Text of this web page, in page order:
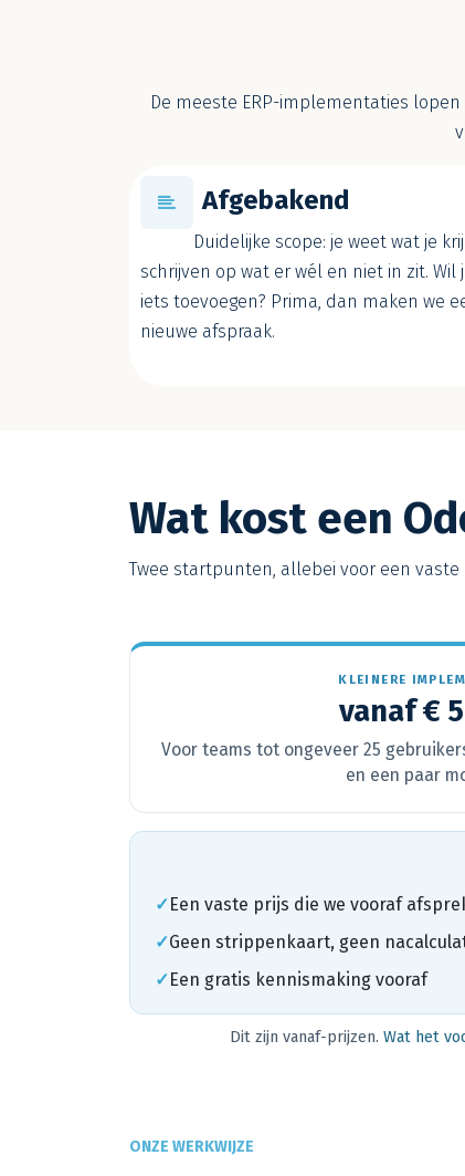
De meeste ERP-implementaties
Afgebakend
Duidelijke scope: je weet wat je
schrijven op wat er wél en niet in zit. Wil
iets toevoegen? Prima, dan maken we
nieuwe afspraak.
Wat kost een
Twee startpunten, allebei voor een
KLEINERE
vanaf €
Voor teams tot ongeveer 25
en een paar
✓ Een vaste prijs die we vooraf
✓Geen strippenkaart, geen
✓ Een gratis kennismaking vooraf
Dit zijn vanaf-prijzen. Wat het
ONZE WERKWIJZE